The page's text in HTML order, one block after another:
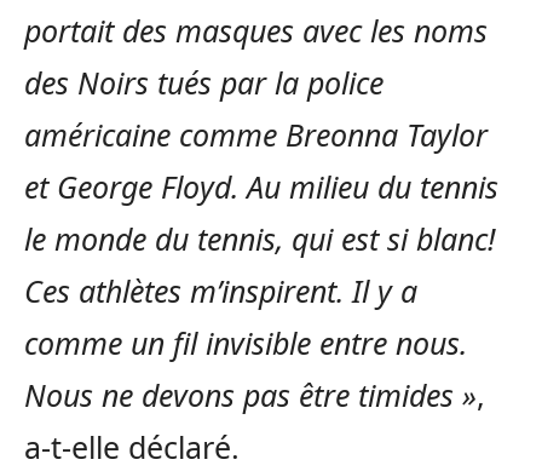
portait des masques avec les noms
des Noirs tués par la police
américaine comme Breonna Taylor
et George Floyd. Au milieu du tennis
le monde du tennis, qui est si blanc!
Ces athlètes m’inspirent. Il y a
comme un fil invisible entre nous.
Nous ne devons pas être timides »,
a-t-elle déclaré.